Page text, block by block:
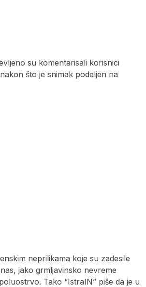
su komentarisali korisnici
što je snimak podeljen na
neprilikama koje su zadesile
jako grmljavinsko nevreme
Tako “IstraIN” piše da je u